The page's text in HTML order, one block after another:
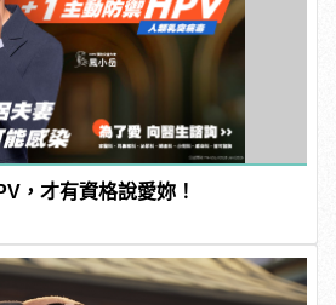
，才有資格說愛妳！